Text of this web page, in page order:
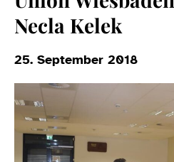
Necla Kelek
25. September 2018